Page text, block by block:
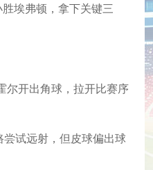
埃弗顿，拿下关键三
尔开出角球，拉开比赛序
试远射，但皮球偏出球